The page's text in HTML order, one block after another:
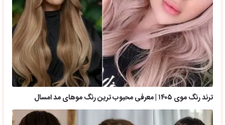
ترند رنگ موی ۱۴۰۵ | معرفی محبوب ترین رنگ موهای مد امسال